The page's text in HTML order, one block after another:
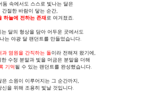
둠 속에서도 스스로 빛나는 달은
간절한 바람이 닿는 순간,
하늘에 전하는 존재로 여겨졌죠.
달의 형상을 담아 어두운 곳에서도
는 야광 달 팬던트를 만들었습니다.
과 염원을 간직하는 돌이라 전해져 왔기에,
한 수정 분말과 빛을 머금은 분말을 더해
기억될 수 있는 팬던트를 완성했습니다.
은 소원이 이루어지는 그 순간까지,
신을 위해 조용히 빛날 것입니다.